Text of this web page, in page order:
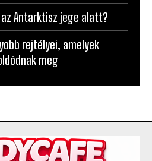
Antarktisz jege alatt?
rejtélyei, amelyek
meg